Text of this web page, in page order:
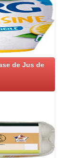
de Jus de